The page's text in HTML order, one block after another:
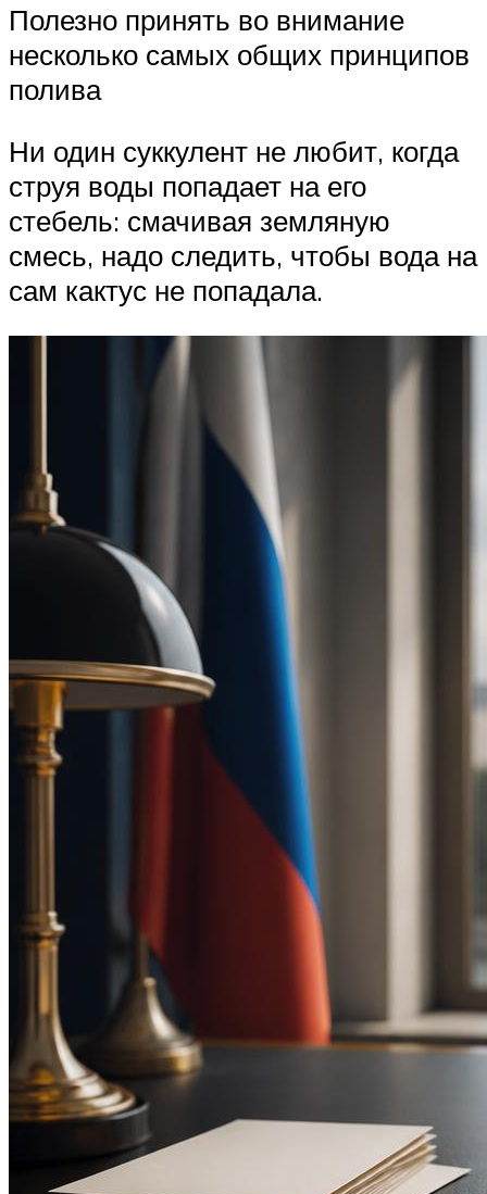
Полезно принять во внимание
несколько самых общих принципов
полива
Ни один суккулент не любит, когда
струя воды попадает на его
стебель: смачивая земляную
смесь, надо следить, чтобы вода на
сам кактус не попадала.